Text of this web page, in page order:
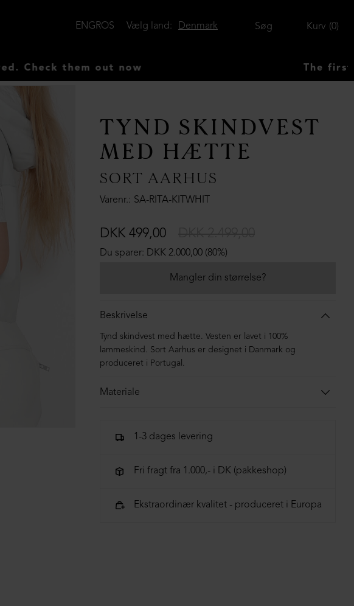
Kurv 0
Søg
Denmark
Vælg land:
ENGROS
them out now The first
TYND SKINDVEST
MED HÆTTE
SORT AARHUS
Varenr. SA-RITA-KITWHIT
Du sparer: DKK 2.000,00 (80%)
DKK 499,00
Mangler din størrelse?
Beskrivelse
Tynd skindvest med hætte. Vesten er lavet i 100%
lammeskind. Sort Aarhus er designet i Danmark og
produceret i Portugal.
Materiale
1-3 dages levering
Fri fragt fra 1.000,- i DK (pakkeshop)
Ekstraordinær kvalitet - produceret i Europa